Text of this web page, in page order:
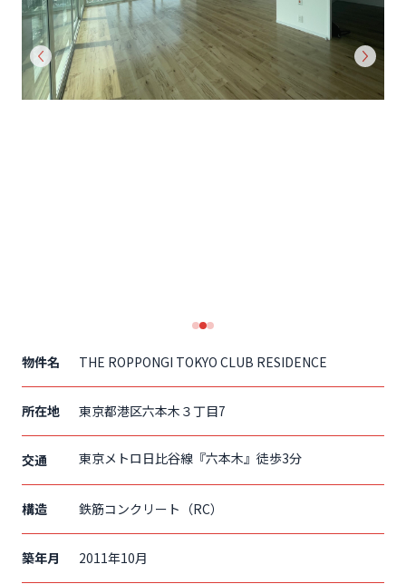
Previous
12
物件名 THE ROPPONGI TOKYO CLUB RESIDENCE
所在地 東京都港区六本木３丁目7
交通 東京メトロ日比谷線『六本木』徒歩3分
構造 鉄筋コンクリート（RC）
築年月 2011年10月